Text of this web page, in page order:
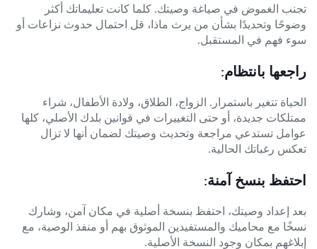
تجنب الغموض في صياغة وصيتك. كلما كانت تعليماتك أكثر
وضوحًا وتحديدًا بشأن من يرث ماذا، قل احتمال حدوث نزاعات أو
سوء فهم في المستقبل.
راجعها بانتظام:
الحياة تتغير باستمرار. الزواج، الطلاق، ولادة الأطفال، شراء
ممتلكات جديدة، أو حتى التغييرات في قوانين بلدك الأصلي، كلها
عوامل تستدعي مراجعة وتحديث وصيتك لضمان أنها لا تزال
تعكس رغباتك الحالية.
احتفظ بنسخ آمنة:
بعد إعداد وصيتك، احتفظ بنسخة أصلية في مكان آمن، وشارك
نسخًا مع محاميك والمستفيدين الموثوق بهم أو منفذ الوصية، مع
إبلاغهم بمكان وجود النسخة الأصلية.